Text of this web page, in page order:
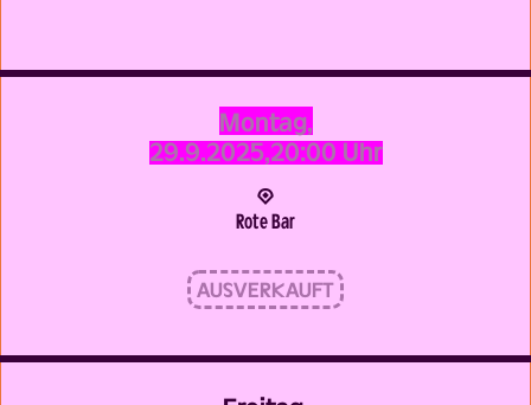
Montag,
29.9.2025,20:00 Uhr
Rote Bar
AUSVERKAUFT